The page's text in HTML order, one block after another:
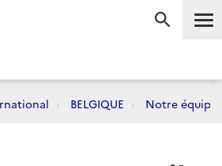
BELGIQUE Notre équipe